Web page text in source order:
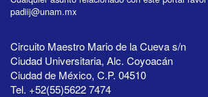
padiij@unam.mx
Circuito Maestro Mario de la Cueva s/n
Ciudad Universitaria, Alc. Coyoacán
Ciudad de México, C.P. 04510
Tel. +52(55)5622 7474